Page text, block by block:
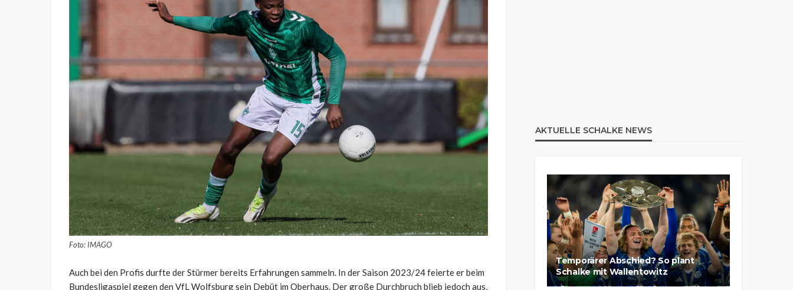
Foto: IMAGO
Auch bei den Profis durfte der Stürmer bereits Erfahrungen sammeln. In der Saison 2023/24 feierte er beim
Bundesligaspiel gegen den VfL Wolfsburg sein Debüt im Oberhaus. Der große Durchbruch blieb jedoch aus,
AKTUELLE SCHALKE NEWS
Temporärer Abschied? So plant
Schalke mit Wallentowitz